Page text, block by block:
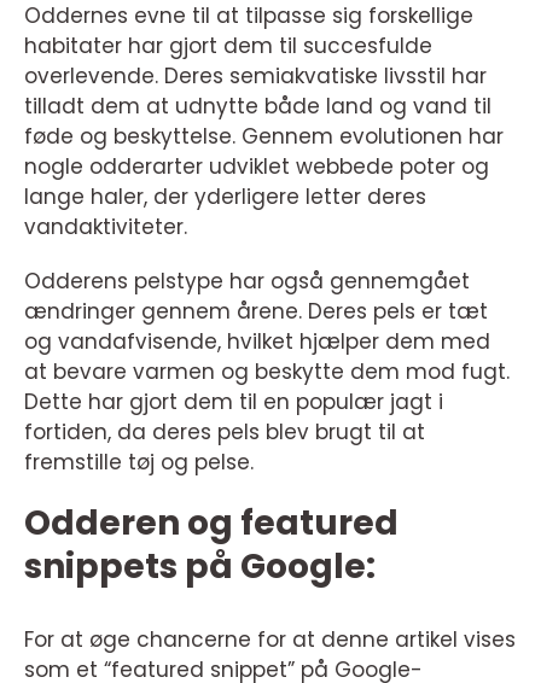
Oddernes evne til at tilpasse sig forskellige
habitater har gjort dem til succesfulde
overlevende. Deres semiakvatiske livsstil har
tilladt dem at udnytte både land og vand til
føde og beskyttelse. Gennem evolutionen har
nogle odderarter udviklet webbede poter og
lange haler, der yderligere letter deres
vandaktiviteter.
Odderens pelstype har også gennemgået
ændringer gennem årene. Deres pels er tæt
og vandafvisende, hvilket hjælper dem med
at bevare varmen og beskytte dem mod fugt.
Dette har gjort dem til en populær jagt i
fortiden, da deres pels blev brugt til at
fremstille tøj og pelse.
Odderen og featured
snippets på Google:
For at øge chancerne for at denne artikel vises
som et “featured snippet” på Google-